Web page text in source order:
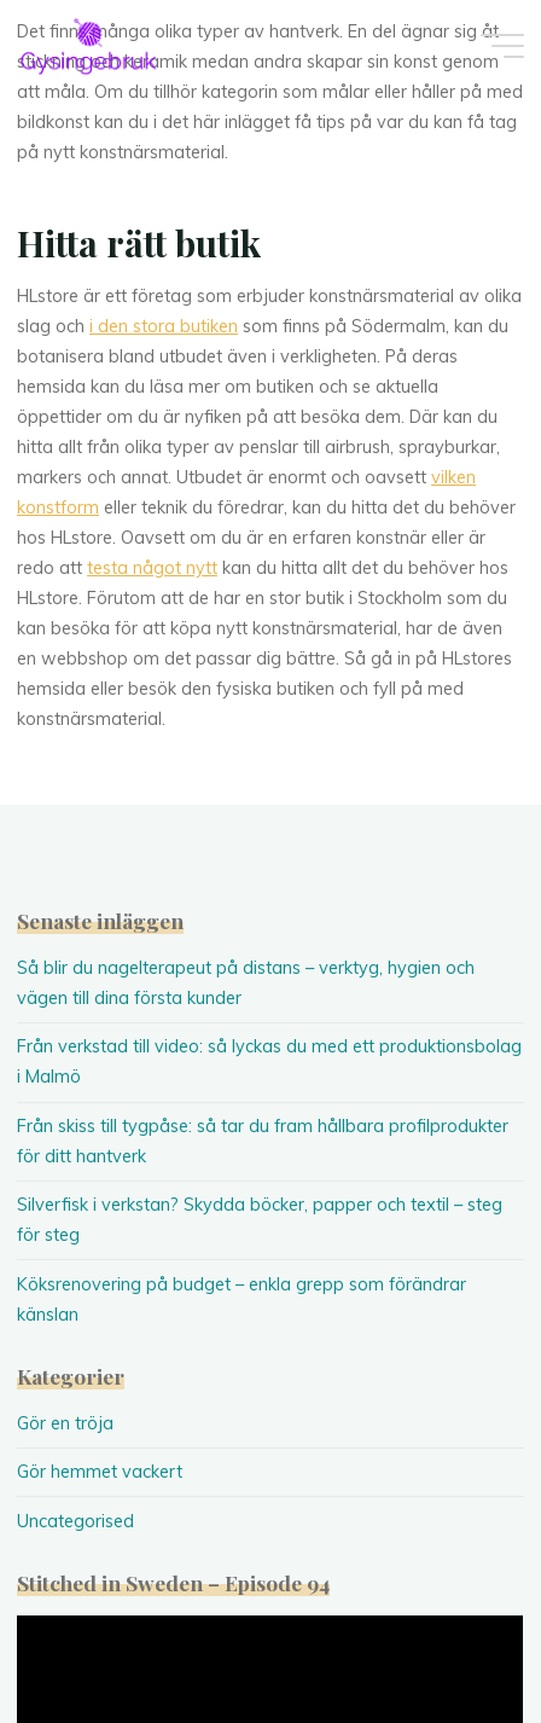
content
Det finns många olika typer av hantverk. En del ägnar sig åt
stickning och keramik medan andra skapar sin konst genom
att måla. Om du tillhör kategorin som målar eller håller på med
bildkonst kan du i det här inlägget få tips på var du kan få tag
på nytt konstnärsmaterial.
Hitta rätt butik
HLstore är ett företag som erbjuder konstnärsmaterial av olika
slag ochi den stora butiken som finns på Södermalm, kan du
botanisera bland utbudet även i verkligheten. På deras
hemsida kan du läsa mer om butiken och se aktuella
öppettider om du är nyfiken på att besöka dem. Där kan du
hitta allt från olika typer av penslar till airbrush, sprayburkar,
markers och annat. Utbudet är enormt och oavsettvilken
konstform eller teknik du föredrar, kan du hitta det du behöver
hos HLstore. Oavsett om du är en erfaren konstnär eller är
redo atttesta något nytt kan du hitta allt det du behöver hos
HLstore. Förutom att de har en stor butik i Stockholm som du
kan besöka för att köpa nytt konstnärsmaterial, har de även
en webbshop om det passar dig bättre. Så gå in på HLstores
hemsida eller besök den fysiska butiken och fyll på med
konstnärsmaterial.
Senaste inläggen
Så blir du nagelterapeut på distans – verktyg, hygien och
vägen till dina första kunder
Från verkstad till video: så lyckas du med ett produktionsbolag
i Malmö
Från skiss till tygpåse: så tar du fram hållbara profilprodukter
för ditt hantverk
Silverfisk i verkstan? Skydda böcker, papper och textil – steg
för steg
Köksrenovering på budget – enkla grepp som förändrar
känslan
Kategorier
Gör en tröja
Gör hemmet vackert
Uncategorised
Stitched in Sweden – Episode 94